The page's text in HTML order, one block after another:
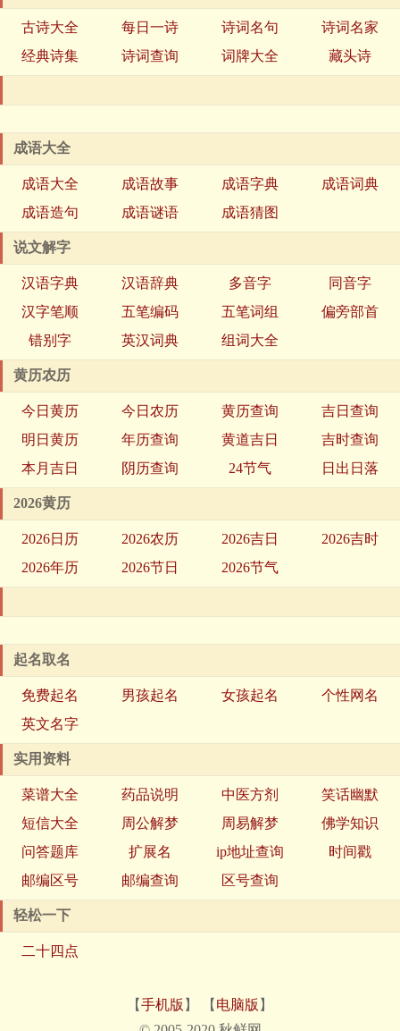
古诗大全 每日一诗 诗词名句
诗词名家
经典诗集
诗词查询 词牌大全 藏头诗
成语大全
成语大全 成语故事 成语字典
成语词典
成语造句
成语谜语 成语猜图
说文解字
汉语字典 汉语辞典 多音字
同音字
汉字笔顺
五笔编码 五笔词组
偏旁部首
错别字
英汉词典 组词大全
黄历农历
今日黄历 今日农历 黄历查询
吉日查询
明日黄历
年历查询 黄道吉日
吉时查询
本月吉日
阴历查询 24节气 日出日落
2026黄历
2026日历 2026农历 2026吉日
2026吉时
2026年历
2026节日 2026节气
起名取名
免费起名 男孩起名 女孩起名
个性网名
英文名字
实用资料
菜谱大全 药品说明 中医方剂
笑话幽默
短信大全
周公解梦 周易解梦
佛学知识
问答题库
扩展名 ip地址查询
时间戳
邮编区号
邮编查询 区号查询
轻松一下
二十四点
【手机版 】 【 电脑版 】